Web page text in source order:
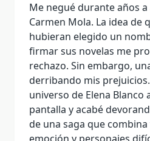
Me negué durante años
Carmen Mola. La idea de
hubieran elegido un
firmar sus novelas me
rechazo. Sin embargo,
derribando mis
universo de Elena Blanco
pantalla y acabé
de una saga que